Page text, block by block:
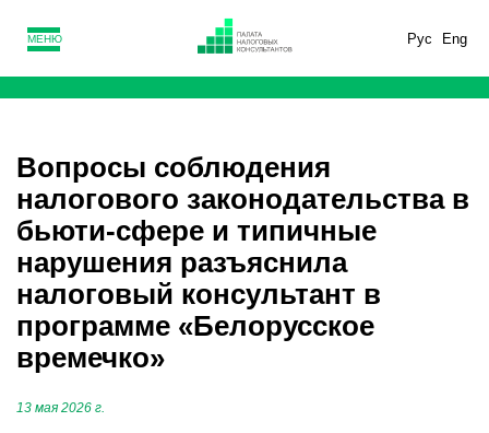
Рус Eng
МЕНЮ
Вопросы соблюдения
налогового законодательства в
бьюти-сфере и типичные
нарушения разъяснила
налоговый консультант в
программе «Белорусское
времечко»
13 мая 2026 г.